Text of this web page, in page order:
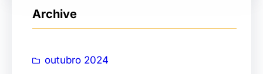
u
a
Archive
outubro 2024